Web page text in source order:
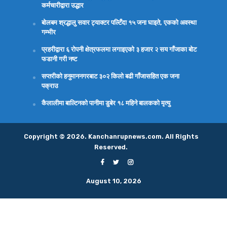
कर्मचारीद्वारा उद्धार
बोलबम श्रद्धालु सवार ट्याक्टर पल्टिँदा १५ जना घाइते, एकको अवस्था
गम्भीर
प्रहरीद्वारा ६ रोपनी क्षेत्रफलमा लगाइएको ३ हजार २ सय गाँजाका बोट
फडानी गरी नष्ट
सप्तरीको हनुमाननगरबाट ३०२ किलो बढी गाँजासहित एक जना
पक्राउ
कैलालीमा बाल्टिनको पानीमा डुबेर १८ महिने बालकको मृत्यु
Copyright © 2026. Kanchanrupnews.com. All Rights
Reserved.
August 10, 2026